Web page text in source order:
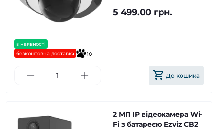
в наявності
безкоштовна доставка
10
5 499.00 грн.
До кошика
2 МП IP відеокамера Wi-
Fi з батареєю Ezviz CB2